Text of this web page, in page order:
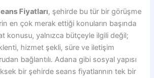
Fiyatları, şehirde bu tür bir görüşme
en çok merak ettiği konuların başında
konusu, yalnızca bütçeyle ilgili değil;
hizmet şekli, süre ve iletişim
bağlantılı. Adana gibi sosyal yapısı
bir şehirde seans fiyatlarının tek bir